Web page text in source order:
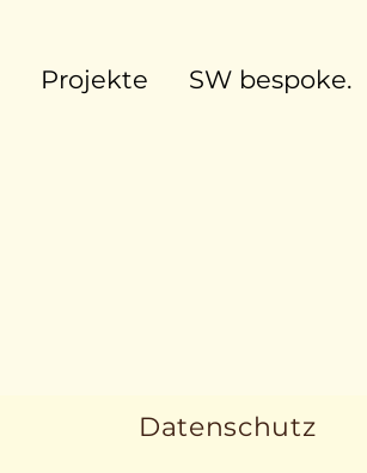
Projekte SW bespoke.
Datenschutz